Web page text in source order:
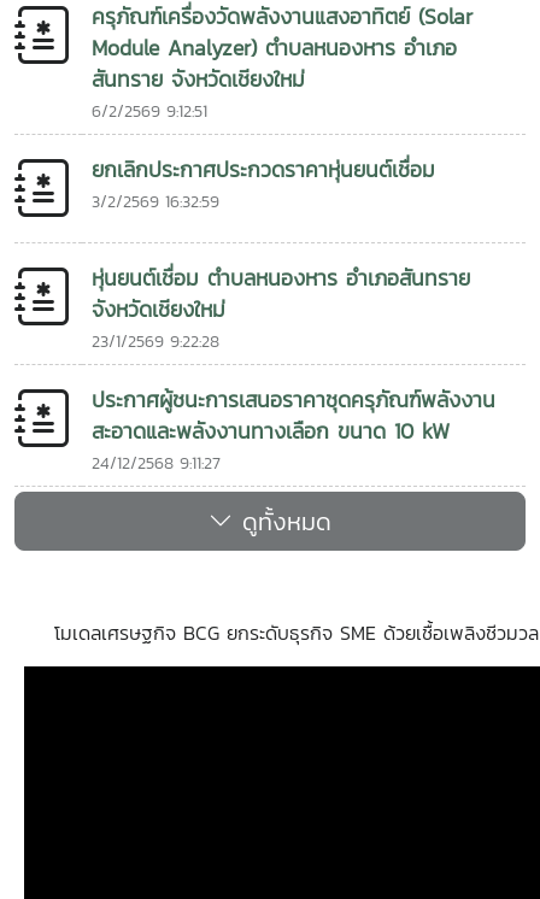
ครุภัณฑ์เครื่องวัดพลังงานแสงอาทิตย์ (Solar
Module Analyzer) ตำบลหนองหาร อำเภอ
สันทราย จังหวัดเชียงใหม่
6/2/2569 9:12:51
ยกเลิกประกาศประกวดราคาหุ่นยนต์เชื่อม
3/2/2569 16:32:59
หุ่นยนต์เชื่อม ตำบลหนองหาร อำเภอสันทราย
จังหวัดเชียงใหม่
23/1/2569 9:22:28
ประกาศผู้ชนะการเสนอราคาชุดครุภัณฑ์พลังงาน
สะอาดและพลังงานทางเลือก ขนาด 10 kW
24/12/2568 9:11:27
ดูทั้งหมด
โมเดลเศรษฐกิจ BCG ยกระดับธุรกิจ SME ด้วยเชื้อเพลิงชีวมวล